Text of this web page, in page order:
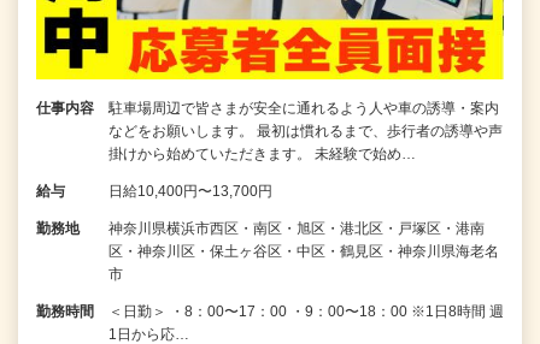
仕事内容
駐車場周辺で皆さまが安全に通れるよう人や車の誘導・案内
などをお願いします。 最初は慣れるまで、歩行者の誘導や声
掛けから始めていただきます。 未経験で始め…
給与 日給10,400円〜13,700円
勤務地
神奈川県横浜市西区・南区・旭区・港北区・戸塚区・港南
区・神奈川区・保土ヶ谷区・中区・鶴見区・神奈川県海老名
市
勤務時間
＜日勤＞ ・8：00〜17：00 ・9：00〜18：00 ※1日8時間 週
1日から応…